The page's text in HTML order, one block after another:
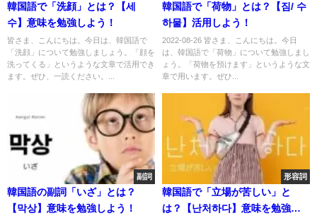
韓国語で「洗顔」とは？【세
수】意味を勉強しよう！
皆さま、こんにちは。今日は、韓国語で
「洗顔」について勉強しましょう。「顔を
洗ってくる」というような文章で活用でき
ます。ぜひ、一読ください。...
韓国語で「荷物」とは？【짐/ 수
하물】活用しよう！
2022-08-26 皆さま、こんにちは。今日
は、韓国語で「荷物」について勉強しまし
ょう。「荷物を預けます」というような文
章で用います。ぜひ...
副詞
韓国語の副詞「いざ」とは？
【막상】意味を勉強しよう！
形容詞
韓国語で「立場が苦しい」と
は？【난처하다】意味を勉強し